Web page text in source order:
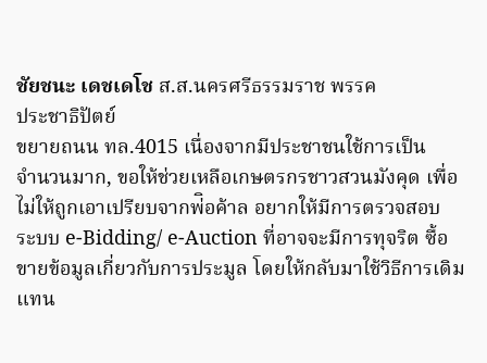
ชัยชนะ เดชเดโช ส.ส.นครศรีธรรมราช พรรค
ประชาธิปัตย์
ขยายถนน ทล.4015 เนื่องจากมีประชาชนใช้การเป็น
จำนวนมาก, ขอให้ช่วยเหลือเกษตรกรชาวสวนมังคุด เพื่อ
ไม่ให้ถูกเอาเปรียบจากพ่ิอค้าล อยากให้มีการตรวจสอบ
ระบบ e-Bidding/ e-Auction ที่อาจจะมีการทุจริต ซื้อ
ขายข้อมูลเกี่ยวกับการประมูล โดยให้กลับมาใช้วิธีการเดิม
แทน